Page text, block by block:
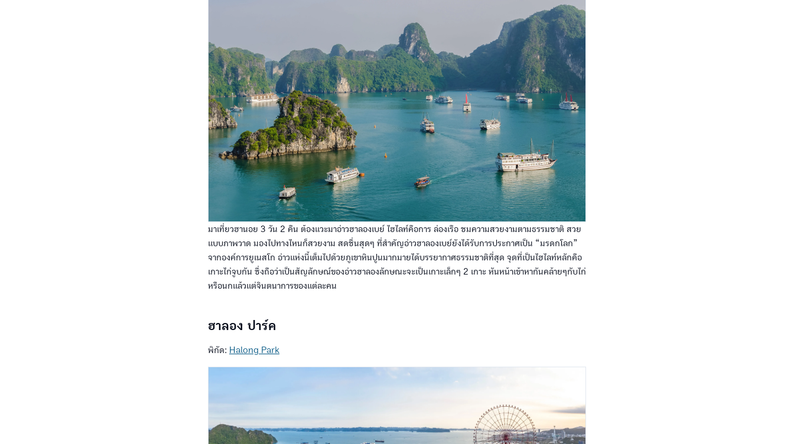
มาเที่ยวฮานอย 3 วัน 2 คืน ต้องแวะมาอ่าวฮาลองเบย์ ไฮไลท์คือการ ล่องเรือ ชมความสวยงามตามธรรมชาติ สวย
แบบภาพวาด มองไปทางไหนก็สวยงาม สดชื่นสุดๆ ที่สำคัญอ่าวฮาลองเบย์ยังได้รับการประกาศเป็น “มรดกโลก”
จากองค์การยูเนสโก อ่าวแห่งนี้เต็มไปด้วยภูเขาหินปูนมากมายได้บรรยากาศธรรมชาติที่สุด จุดที่เป็นไฮไลท์หลักคือ
เกาะไก่จูบกัน ซึ่งถือว่าเป็นสัญลักษณ์ของอ่าวฮาลองลักษณะจะเป็นเกาะเล็กๆ 2 เกาะ หันหน้าเข้าหากันคล้ายๆกับไก่
หรือนกแล้วแต่จินตนาการของแต่ละคน
ฮาลอง ปาร์ค
พิกัด: Halong Park